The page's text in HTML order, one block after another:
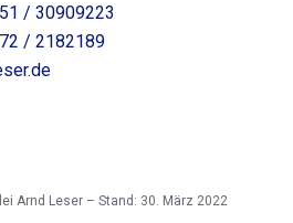
/ 30909223
/ 2182189
Arnd Leser – Stand: 30. März 2022